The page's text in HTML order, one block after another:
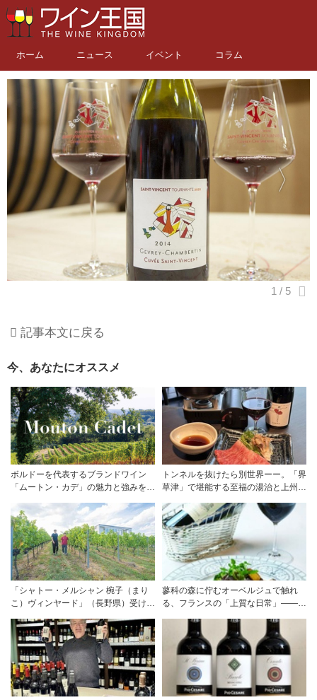
ホーム ニュース イベント コラム
記事本文に戻る
今、あなたにオススメ
ボルドーを代表するブランドワイン
「ムートン・カデ」の魅力と強みを探
トンネルを抜けたら別世界ーー。「界
草津」で堪能する至福の湯治と上州美
「シャトー・メルシャン 椀子（まり
こ）ヴィンヤード」（長野県）受け継
力
蓼科の森に佇むオーベルジュで触れ
る、フランスの「上質な日常」――ホ